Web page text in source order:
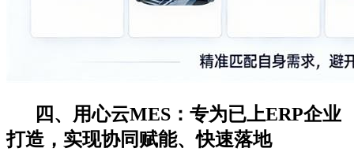
四、用心云MES：专为已上ERP企业
打造，实现协同赋能、快速落地